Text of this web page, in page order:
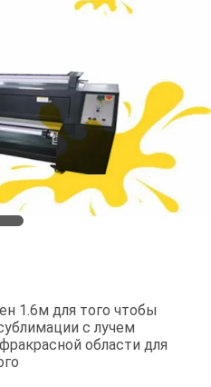
1.6м для того чтобы
с лучем
области для